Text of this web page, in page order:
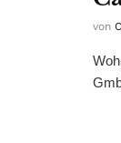
von